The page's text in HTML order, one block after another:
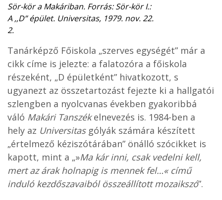
Sör-kör a Makáriban. Forrás: Sör-kör I.:
A ,,D” épület. Universitas, 1979. nov. 22.
2.
Tanárképző Főiskola „szerves egységét” már a
cikk címe is jelezte: a falatozóra a főiskola
részeként, „D épületként” hivatkozott, s
ugyanezt az összetartozást fejezte ki a hallgatói
szlengben a nyolcvanas években gyakoribbá
váló Makári Tanszékelnevezés is. 1984-ben a
hely az Universitasgólyák számára készített
„értelmező kéziszótárában” önálló szócikket is
kapott, mint a „»Ma kár inni, csak vedelni kell,
mert az árak holnapig is mennek fel…«című
induló kezdőszavaiból összeállított mozaikszó”.